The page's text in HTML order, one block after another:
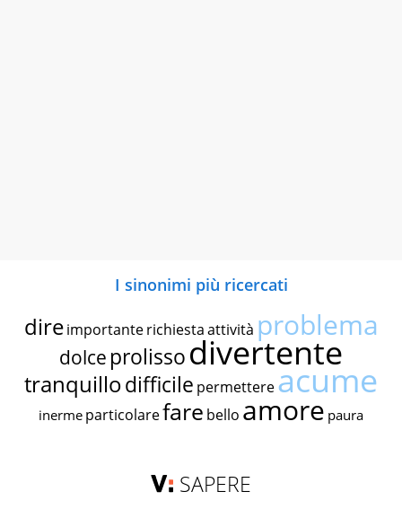
I sinonimi più ricercati
dire importante richiestaattività problema
dolce prolissodivertente
tranquillodifficile permettereacume
inerme particolarefare bello amore paura
SAPERE